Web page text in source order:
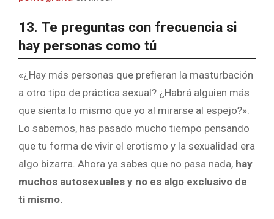
13. Te preguntas con frecuencia si
hay personas como tú
«¿Hay más personas que prefieran la masturbación
a otro tipo de práctica sexual? ¿Habrá alguien más
que sienta lo mismo que yo al mirarse al espejo?».
Lo sabemos, has pasado mucho tiempo pensando
que tu forma de vivir el erotismo y la sexualidad era
algo bizarra. Ahora ya sabes que no pasa nada, hay
muchos autosexuales y no es algo exclusivo de
ti mismo.